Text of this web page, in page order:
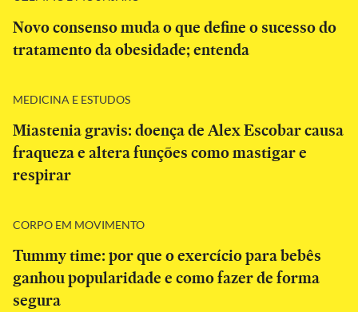
Novo consenso muda o que define o sucesso do
tratamento da obesidade; entenda
MEDICINA E ESTUDOS
Miastenia gravis: doença de Alex Escobar causa
fraqueza e altera funções como mastigar e
respirar
CORPO EM MOVIMENTO
Tummy time: por que o exercício para bebês
ganhou popularidade e como fazer de forma
segura